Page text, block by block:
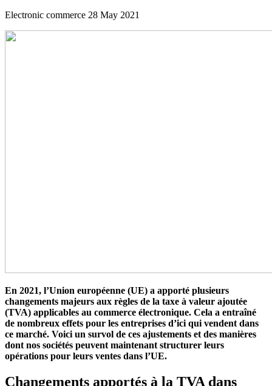
Electronic commerce 28 May 2021
En 2021, l’Union européenne (UE) a apporté plusieurs
changements majeurs aux règles de la taxe à valeur ajoutée
(TVA) applicables au commerce électronique. Cela a entraîné
de nombreux effets pour les entreprises d’ici qui vendent dans
ce marché. Voici un survol de ces ajustements et des manières
dont nos sociétés peuvent maintenant structurer leurs
opérations pour leurs ventes dans l’UE.
Changements apportés à la TVA dans